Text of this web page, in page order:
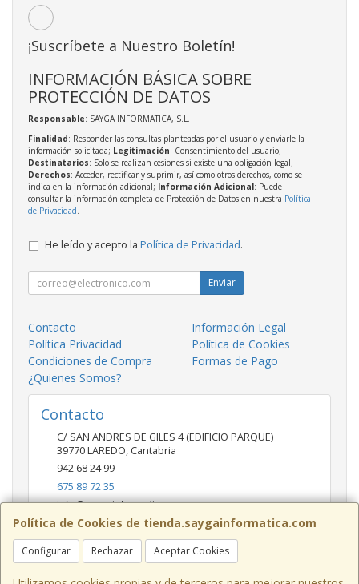
Política de Cookies de tienda.saygainformatica.com
Configurar Rechazar Aceptar Cookies
¡Suscríbete a Nuestro Boletín!
INFORMACIÓN BÁSICA SOBRE
PROTECCIÓN DE DATOS
Responsable: SAYGA INFORMATICA, S.L.
Finalidad: Responder las consultas planteadas por el usuario y enviarle la
información solicitada; Legitimación: Consentimiento del usuario;
Destinatarios: Solo se realizan cesiones si existe una obligación legal;
Derechos: Acceder, rectificar y suprimir, así como otros derechos, como se
indica en la información adicional; Información Adicional: Puede
consultar la información completa de Protección de Datos en nuestra Política
de Privacidad.
He leído y acepto la Política de Privacidad.
Enviar
Contacto
Información Legal
Política Privacidad
Política de Cookies
Condiciones de Compra
Formas de Pago
¿Quienes Somos?
Contacto
C/ SAN ANDRES DE GILES 4 (EDIFICIO PARQUE)
39770LAREDO, Cantabria
942 68 24 99
675 89 72 35
info@saygainformatica.com
Horario
10-14 / 19:00-20:30